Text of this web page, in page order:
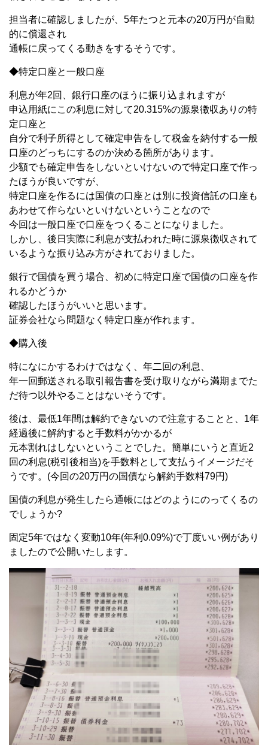
担当者に確認しましたが、5年たつと元本の20万円が自動
的に償還され
通帳に戻ってくる動きをするそうです。
◆特定口座と一般口座
利息が年2回、銀行口座のほうに振り込まれますが
申込用紙にこの利息に対して20.315%の源泉徴収ありの特
定口座と
自分で利子所得として確定申告をして税金を納付する一般
口座のどっちにするのか決める箇所があります。
少額でも確定申告をしないといけないので特定口座で作っ
たほうが良いですが、
特定口座を作るには国債の口座とは別に投資信託の口座も
あわせて作らないといけないということなので
今回は一般口座で口座をつくることになりました。
しかし、後日実際に利息が支払われた時に源泉徴収されて
いるような振り込み方がされておりました。
銀行で国債を買う場合、初めに特定口座で国債の口座を作
れるかどうか
確認したほうがいいと思います。
証券会社なら問題なく特定口座が作れます。
◆購入後
特になにかするわけではなく、年二回の利息、
年一回郵送される取引報告書を受け取りながら満期までた
だ待つ以外やることはないそうです。
後は、最低1年間は解約できないので注意することと、1年
経過後に解約すると手数料がかかるが
元本割れはしないということでした。簡単にいうと直近2
回の利息(税引後相当)を手数料として支払うイメージだそ
うです。(今回の20万円の国債なら解約手数料79円)
国債の利息が発生したら通帳にはどのようにのってくるの
でしょうか?
固定5年ではなく変動10年(年利0.09%)で丁度いい例があり
ましたので公開いたします。